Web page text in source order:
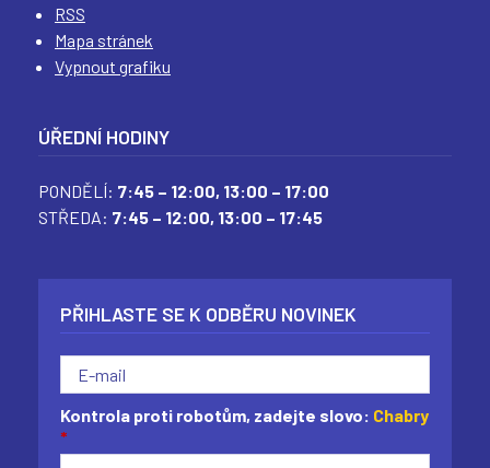
RSS
Mapa stránek
Vypnout grafiku
ÚŘEDNÍ HODINY
PONDĚLÍ: 7:45 – 12:00, 13:00 – 17:00
STŘEDA: 7:45 – 12:00, 13:00 – 17:45
PŘIHLASTE SE K ODBĚRU NOVINEK
Kontrola proti robotům, zadejte slovo: Chabry
*